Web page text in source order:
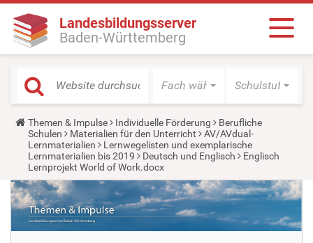
Landesbildungsserver
Baden-Württemberg
Fach wählen Schulstufe
Y
o
u
a
r
e
h
e
r
e
:
Themen & Impulse Individuelle Förderung
Berufliche
Schulen
Materialien für den Unterricht
AV/AVdual-
Lernmaterialien
Lernwegelisten und exemplarische
Lernmaterialien bis 2019
Deutsch und Englisch
Englisch
Lernprojekt World of Work.docx